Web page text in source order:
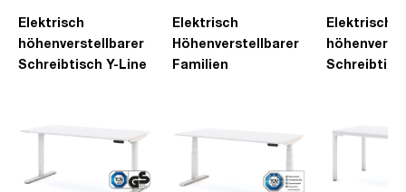
Elektrisch
höhenverstellbarer
Schreibtisch Y-Line
die ganze Familie
Elektrisch
Höhenverstellbarer
Familien
Ideen
Elektrisch